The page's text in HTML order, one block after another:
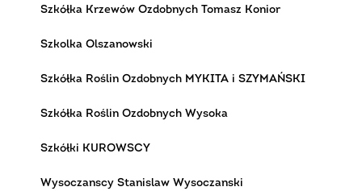
Szkółka Krzewów Ozdobnych Tomasz Konior
Szkolka Olszanowski
Szkółka Roślin Ozdobnych MYKITA i SZYMAŃSKI
Szkółka Roślin Ozdobnych Wysoka
Szkółki KUROWSCY
Wysoczanscy Stanislaw Wysoczanski